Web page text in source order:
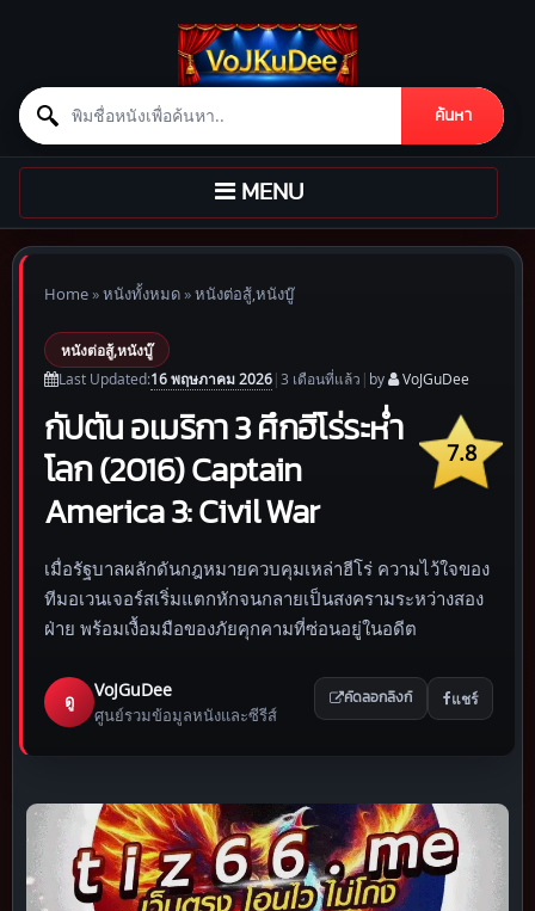
Search for:
ค้นหา
Skip to content
TOGGLE
NAVIGATION
MENU
Home»หนังทั้งหมด»หนังต่อสู้,หนังบู๊
หนังต่อสู้,หนังบู๊
Last Updated:16 พฤษภาคม 2026|3 เดือนที่แล้ว | by VoJGuDee
7.8
กัปตัน อเมริกา 3 ศึกฮีโร่ระห่ำ
โลก (2016) Captain
America 3: Civil War
เมื่อรัฐบาลผลักดันกฎหมายควบคุมเหล่าฮีโร่ ความไว้ใจของ
ทีมอเวนเจอร์สเริ่มแตกหักจนกลายเป็นสงครามระหว่างสอง
ฝ่าย พร้อมเงื้อมมือของภัยคุกคามที่ซ่อนอยู่ในอดีต
ดู
VoJGuDee
ศูนย์รวมข้อมูลหนังและซีรีส์
คัดลอกลิงก์ แชร์